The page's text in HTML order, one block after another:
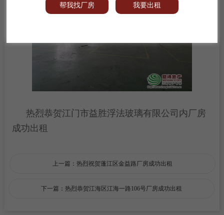
热烈恭贺江门市益胜浮法玻璃有限公司内厂房
成功出租
上一篇：热烈祝贺蓬江区金益路厂房成功出租
下一篇：热烈恭贺江海区江海一路106号厂房成功出租
帮我找厂房 我要出租